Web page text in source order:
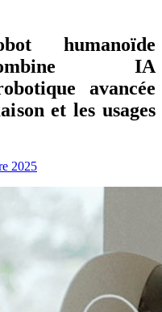
humanoïde
IA
avancée
et les usages
2025